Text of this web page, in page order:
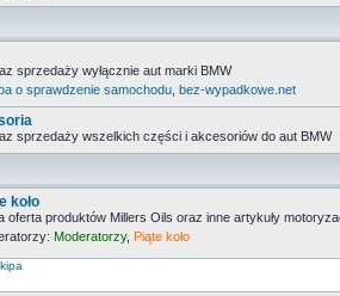
sprzedaży wyłącznie aut marki BMW
o sprawdzenie samochodu bez-wypadkowe.net
sprzedaży wszelkich części i akcesoriów do aut BMW
koło
oferta produktów Millers Oils oraz inne artykuły
Moderatorzy, Piąte koło